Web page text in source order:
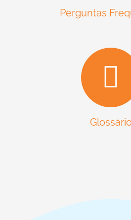
Perguntas
Glossário